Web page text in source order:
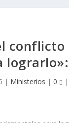
conflicto
| Ministerios |0 |